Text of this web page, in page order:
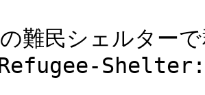
難民シェルター
Refugee-